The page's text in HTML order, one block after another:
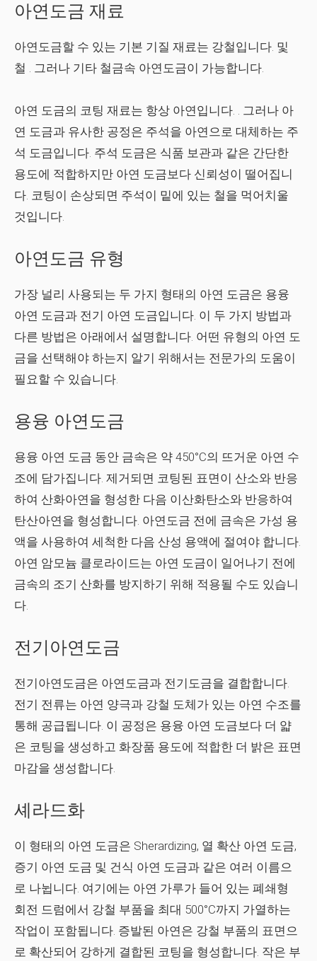
아연도금 재료
아연도금할 수 있는 기본 기질 재료는 강철입니다. 및
철 . 그러나 기타 철금속 아연도금이 가능합니다.
아연 도금의 코팅 재료는 항상 아연입니다. . 그러나 아
연 도금과 유사한 공정은 주석을 아연으로 대체하는 주
석 도금입니다. 주석 도금은 식품 보관과 같은 간단한
용도에 적합하지만 아연 도금보다 신뢰성이 떨어집니
다. 코팅이 손상되면 주석이 밑에 있는 철을 먹어치울
것입니다.
아연도금 유형
가장 널리 사용되는 두 가지 형태의 아연 도금은 용융
아연 도금과 전기 아연 도금입니다. 이 두 가지 방법과
다른 방법은 아래에서 설명합니다. 어떤 유형의 아연 도
금을 선택해야 하는지 알기 위해서는 전문가의 도움이
필요할 수 있습니다.
용융 아연도금
용융 아연 도금 동안 금속은 약 450°C의 뜨거운 아연 수
조에 담가집니다. 제거되면 코팅된 표면이 산소와 반응
하여 산화아연을 형성한 다음 이산화탄소와 반응하여
탄산아연을 형성합니다. 아연도금 전에 금속은 가성 용
액을 사용하여 세척한 다음 산성 용액에 절여야 합니다.
아연 암모늄 클로라이드는 아연 도금이 일어나기 전에
금속의 조기 산화를 방지하기 위해 적용될 수도 있습니
다.
전기아연도금
전기아연도금은 아연도금과 전기도금을 결합합니다.
전기 전류는 아연 양극과 강철 도체가 있는 아연 수조를
통해 공급됩니다. 이 공정은 용융 아연 도금보다 더 얇
은 코팅을 생성하고 화장품 용도에 적합한 더 밝은 표면
마감을 생성합니다.
셰라드화
이 형태의 아연 도금은 Sherardizing, 열 확산 아연 도금,
증기 아연 도금 및 건식 아연 도금과 같은 여러 이름으
로 나뉩니다. 여기에는 아연 가루가 들어 있는 폐쇄형
회전 드럼에서 강철 부품을 최대 500°C까지 가열하는
작업이 포함됩니다. 증발된 아연은 강철 부품의 표면으
로 확산되어 강하게 결합된 코팅을 형성합니다. 작은 부